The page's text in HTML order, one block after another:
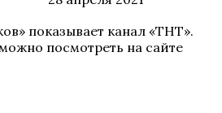
показывает канал «ТНТ».
посмотреть на сайте